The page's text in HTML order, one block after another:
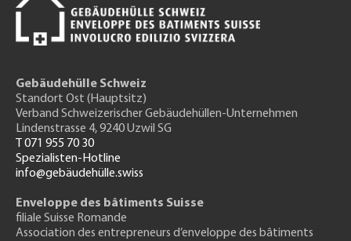
Gebäudehülle Schweiz
Standort Ost (Hauptsitz)
Verband Schweizerischer Gebäudehüllen-Unternehmen
Lindenstrasse 4, 9240 Uzwil SG
T 071 955 70 30
Spezialisten-Hotline
info@gebäudehülle.swiss
Enveloppe des bâtiments Suisse
filiale Suisse Romande
Association des entrepreneurs d’enveloppe des bâtiments